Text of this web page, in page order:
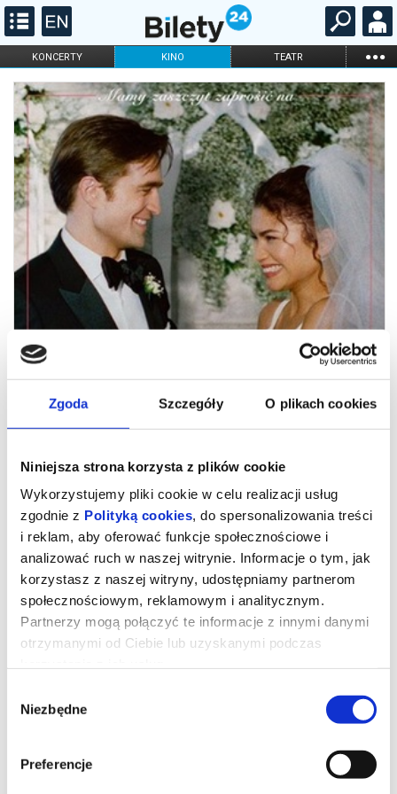
Zgoda Szczegóły O plikach cookies
Niniejsza strona korzysta z plików cookie
Wykorzystujemy pliki cookie w celu realizacji usług
zgodnie z Polityką cookies, do spersonalizowania treści
i reklam, aby oferować funkcje społecznościowe i
analizować ruch w naszej witrynie. Informacje o tym, jak
korzystasz z naszej witryny, udostępniamy partnerom
społecznościowym, reklamowym i analitycznym.
Partnerzy mogą połączyć te informacje z innymi danymi
otrzymanymi od Ciebie lub uzyskanymi podczas
zgody
Niezbędne
Preferencje
KONCERTY KINO TEATR ...
FILHARMONIA OPERA I BALET
STAND-UP
DLA DZIECI
ONLINE KARNETY
Drama
Piękni, zamożni i zakochani. Ich zbliżający się ślub będzie jedynie
postawieniem kropki nad "i". No chyba, że do niego wcale nie
dojdzie. Na kilka dni przed ceremonią, na jaw wychodzi szokująca